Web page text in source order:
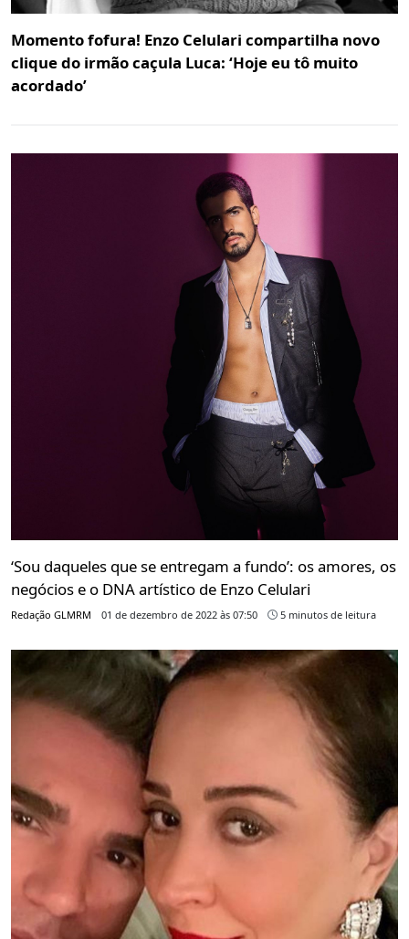
Momento fofura! Enzo Celulari compartilha novo
clique do irmão caçula Luca: ‘Hoje eu tô muito
acordado’
‘Sou daqueles que se entregam a fundo’: os amores, os
negócios e o DNA artístico de Enzo Celulari
Redação GLMRM 01 de dezembro de 2022 às 07:50 5 minutos de leitura